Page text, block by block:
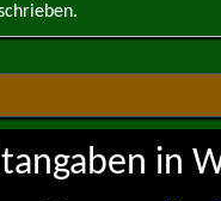
in